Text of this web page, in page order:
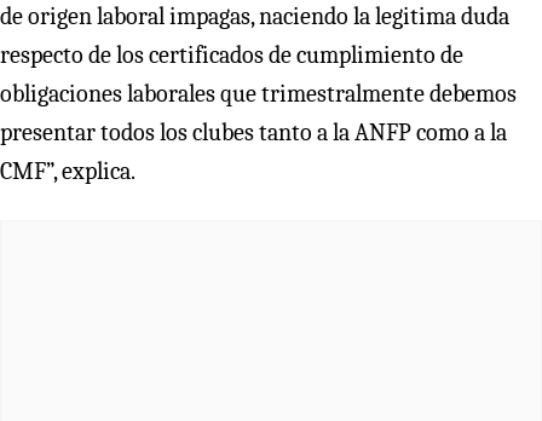
de origen laboral impagas, naciendo la legitima duda
respecto de los certificados de cumplimiento de
obligaciones laborales que trimestralmente debemos
presentar todos los clubes tanto a la ANFP como a la
CMF”, explica.